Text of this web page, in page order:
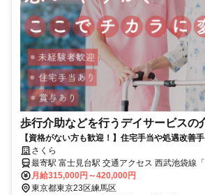
歩行介助などを行うデイサービスの
【資格がない方も歓迎！】住宅手当や処遇改善
制／！残業月10時間以下／賞与あり
さくら
最寄駅 富士見台駅 交通アクセス 西武池袋線「富士見台駅」より徒歩
月給315,000円～420,000円
東京都東京23区練馬区